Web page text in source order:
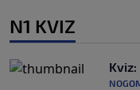
N1 KVIZ